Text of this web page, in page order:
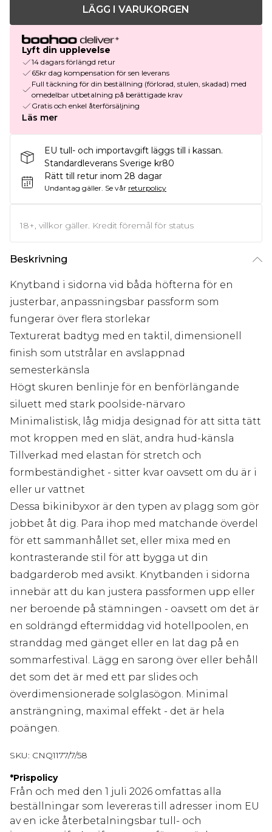
LÄGG I VARUKORGEN
Lyft din upplevelse
14 dagars förlängd retur
65kr dag kompensation för sen leverans
Full täckning för din beställning (förlorad, stulen, skadad) med
omedelbar utbetalning på berättigade krav
Gratis och enkel återförsäljning
Läs mer
EU tull- och importavgift läggs till i kassan.
Standardleverans Sverige kr80
Rätt till retur inom 28 dagar
Undantag gäller. Se vår returpolicy
18+, villkor gäller. Kredit föremål för status
Beskrivning
Knytband i sidorna vid båda höfterna för en
justerbar, anpassningsbar passform som
fungerar över flera storlekar
Texturerat badtyg med en taktil, dimensionell
finish som utstrålar en avslappnad
semesterkänsla
Högt skuren benlinje för en benförlängande
siluett med stark poolside-närvaro
Minimalistisk, låg midja designad för att sitta tätt
mot kroppen med en slät, andra hud-känsla
Tillverkad med elastan för stretch och
formbeständighet - sitter kvar oavsett om du är i
eller ur vattnet
Dessa bikinibyxor är den typen av plagg som gör
jobbet åt dig. Para ihop med matchande överdel
för ett sammanhållet set, eller mixa med en
kontrasterande stil för att bygga ut din
badgarderob med avsikt. Knytbanden i sidorna
innebär att du kan justera passformen upp eller
ner beroende på stämningen - oavsett om det är
en soldrängd eftermiddag vid hotellpoolen, en
stranddag med gänget eller en lat dag på en
sommarfestival. Lägg en sarong över eller behåll
det som det är med ett par slides och
överdimensionerade solglasögon. Minimal
ansträngning, maximal effekt - det är hela
poängen.
SKU: CNQ1177/7/58
*Prispolicy
Från och med den 1 juli 2026 omfattas alla
beställningar som levereras till adresser inom EU
av en icke återbetalningsbar tull- och